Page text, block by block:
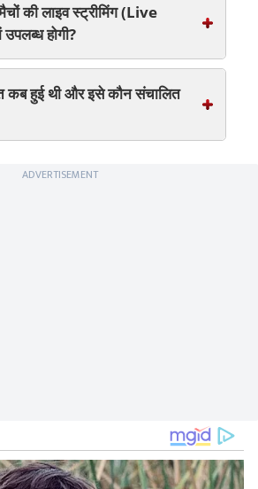
की लाइव स्ट्रीमिंग (Live
होगी?
हुई थी और इसे कौन संचालित
ADVERTISEMENT